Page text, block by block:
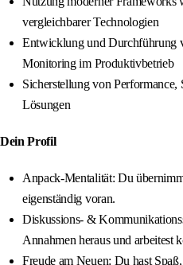
vergleichbarer Technologien
Entwicklung und Durchführung
Monitoring im Produktivbetrieb
Sicherstellung von
Lösungen
Dein Profil
Anpack-Mentalität: Du
eigenständig voran.
Diskussions- &
Annahmen heraus und arbeitest
Freude am Neuen: Du hast